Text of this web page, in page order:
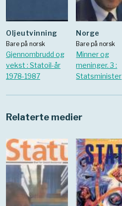
oljeutvinning
Bare på norsk
Gjennombrudd og
vekst : Statoil-år
1978-1987
Norge
Bare på norsk
Minner og
meninger. 3 :
Statsminister
Relaterte medier